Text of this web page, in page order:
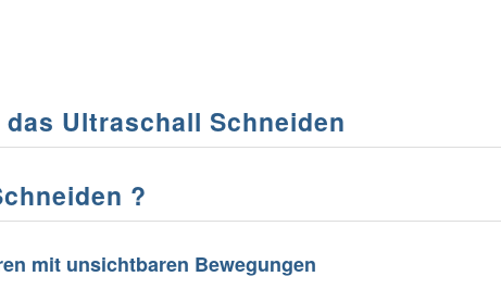
Ultraschall Schneiden
?
mit unsichtbaren Bewegungen